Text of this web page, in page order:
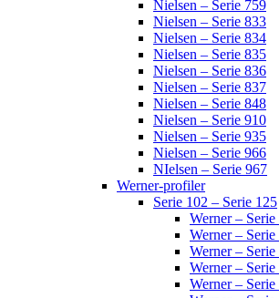
Nielsen – Serie 759
Nielsen – Serie 833
Nielsen – Serie 834
Nielsen – Serie 835
Nielsen – Serie 836
Nielsen – Serie 837
Nielsen – Serie 848
Nielsen – Serie 910
Nielsen – Serie 935
Nielsen – Serie 966
NIelsen – Serie 967
Werner-profiler
Serie 102 – Serie 125
Werner – Serie
Werner – Serie
Werner – Serie
Werner – Serie
Werner – Serie